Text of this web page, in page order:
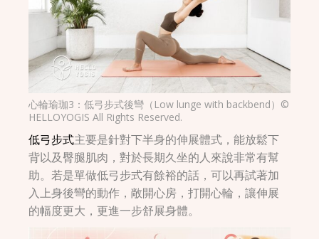
心輪瑜珈3：低弓步式後彎（Low lunge with backbend）©
HELLOYOGIS All Rights Reserved.
低弓步式主要是針對下半身的伸展體式，能放鬆下
背以及臀腿肌肉，對於長期久坐的人來說非常有幫
助。若是單做低弓步式有餘裕的話，可以再試著加
入上身後彎的動作，敞開心房，打開心輪，讓伸展
的幅度更大，更進一步舒展身體。